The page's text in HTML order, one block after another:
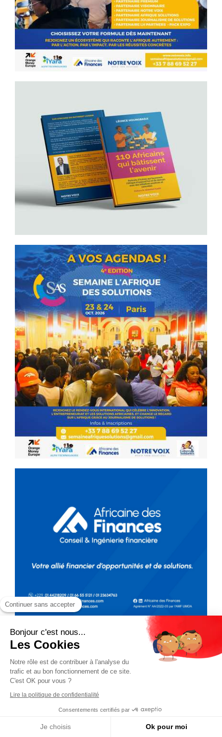
Continuer sans accepter
Bonjour c'est nous...
Les Cookies
Notre rôle est de contribuer à l'analyse du
trafic et au bon fonctionnement de ce site.
C'est OK pour vous ?
Lire la politique de confidentialité
Consentements certifiés par
Je choisis Ok pour moi